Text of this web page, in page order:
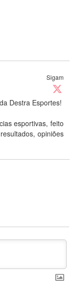
Sigam
Destra Esportes!
esportivas, feito
opiniões